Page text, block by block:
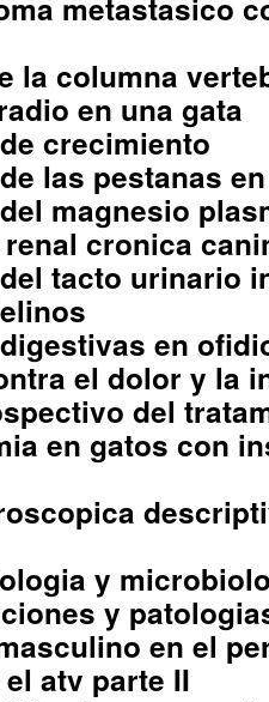
metastasico
la columna
en una gata
crecimiento
las pestanas
magnesio
cronica
tacto urinario
en
el dolor y la
del
en gatos con
y
y
en el
atv parte II